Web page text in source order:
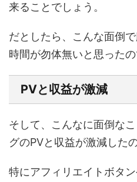
来ることでしょう。
だとしたら、こんな面倒
時間が勿体無いと思ったの
PVと収益が激減
そして、こんなに面倒な
グのPVと収益が激減したの
特にアフィリエイトボタ